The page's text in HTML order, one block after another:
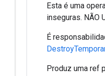
Esta é uma
inseguras. NÃO
É
Produz uma ref